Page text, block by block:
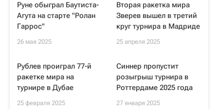
Руне обыграл Баутиста-
Агута на старте "Ролан
Гаррос"
26 мая 2025
Вторая ракетка мира
Зверев вышел в третий
круг турнира в Мадриде
25 апреля 2025
Рублев проиграл 77-й
ракетке мира на
турнире в Дубае
25 февраля 2025
Синнер пропустит
розыгрыш турнира в
Роттердаме 2025 года
27 января 2025